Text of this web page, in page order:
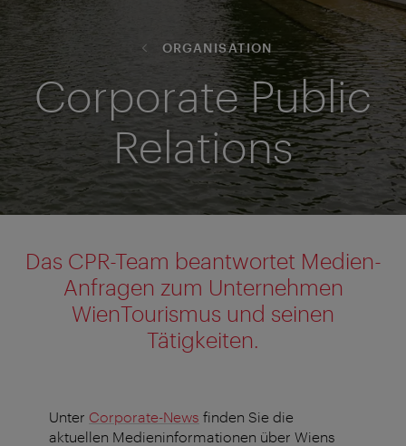
ORGANISATION
Corporate Public
Relations
Das CPR-Team beantwortet Medien-
Anfragen zum Unternehmen
WienTourismus und seinen
Tätigkeiten.
Unter Corporate-News finden Sie die
aktuellen Medieninformationen über Wiens